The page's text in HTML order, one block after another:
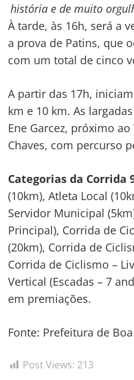
história e de muito
À tarde, às 16h, será a
a prova de Patins, que
com um total de cinco
A partir das 17h,
km e 10 km. As
Ene Garcez, próximo
Chaves, com percurso
Categorias da Corrida
(10km), Atleta Local
Servidor Municipal
Principal), Corrida de
(20km), Corrida de
Corrida de Ciclismo –
Vertical (Escadas – 7
em premiações.
Fonte: Prefeitura de Boa
Post Views: 213